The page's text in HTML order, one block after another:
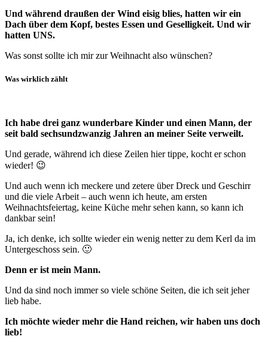
Und während draußen der Wind eisig blies, hatten wir ein
Dach über dem Kopf, bestes Essen und Geselligkeit. Und wir
hatten UNS.
Was sonst sollte ich mir zur Weihnacht also wünschen?
Was wirklich zählt
Ich habe drei ganz wunderbare Kinder und einen Mann, der
seit bald sechsundzwanzig Jahren an meiner Seite verweilt.
Und gerade, während ich diese Zeilen hier tippe, kocht er schon
wieder! 😉
Und auch wenn ich meckere und zetere über Dreck und Geschirr
und die viele Arbeit – auch wenn ich heute, am ersten
Weihnachtsfeiertag, keine Küche mehr sehen kann, so kann ich
dankbar sein!
Ja, ich denke, ich sollte wieder ein wenig netter zu dem Kerl da im
Untergeschoss sein. 🙂
Denn er ist mein Mann.
Und da sind noch immer so viele schöne Seiten, die ich seit jeher
lieb habe.
Ich möchte wieder mehr die Hand reichen, wir haben uns doch
lieb!